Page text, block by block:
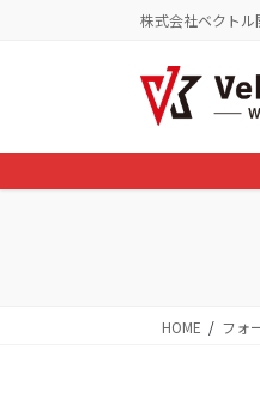
に
移
ョ
ン
株式会社ベクト
HOME フォ